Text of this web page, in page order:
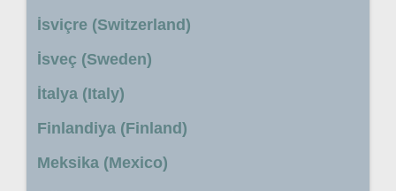
İsviçre (Switzerland)
İsveç (Sweden)
İtalya (Italy)
Finlandiya (Finland)
Meksika (Mexico)